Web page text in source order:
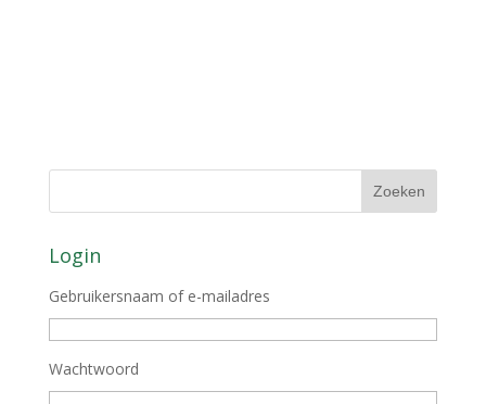
Login
Gebruikersnaam of e-mailadres
Wachtwoord